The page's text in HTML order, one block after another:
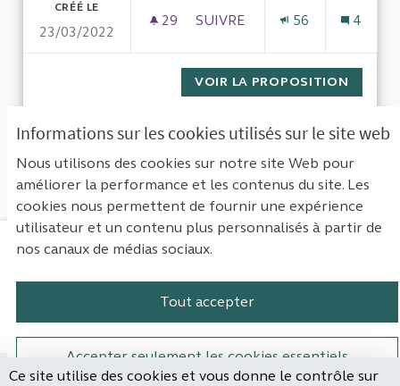
Informations sur les cookies utilisés sur le site web
Nous utilisons des cookies sur notre site Web pour
améliorer la performance et les contenus du site. Les
cookies nous permettent de fournir une expérience
utilisateur et un contenu plus personnalisés à partir de
nos canaux de médias sociaux.
Tout accepter
Accepter seulement les cookies essentiels
CRÉÉ LE
23/03/2022
29 29 ABONNÉS
SUIVRE
56 4
VOIR LA PROPOSITION
Suivant › Dernière »
Voir toutes les propositions retirées
Mentions légales
Paramètres des cookies
Plateforme de participation de la
Plateforme de participation de la
Plateforme de participation
Plateforme de
Site réalisé par
Ce site utilise des cookies et vous donne le contrôle sur